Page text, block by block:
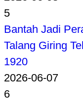
5
Bantah Jadi
Talang Giring
1920
2026-06-07
6